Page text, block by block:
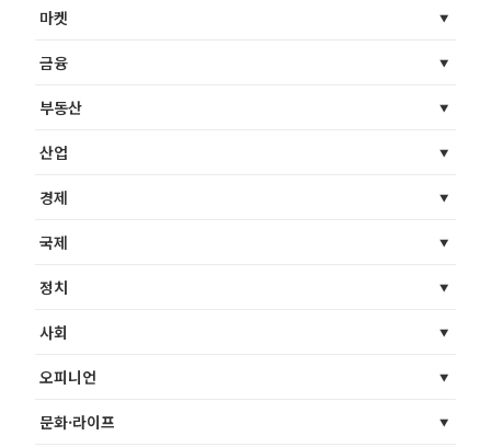
마켓
금융
부동산
산업
경제
국제
정치
사회
오피니언
문화·라이프